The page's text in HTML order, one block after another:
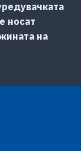
носат
на